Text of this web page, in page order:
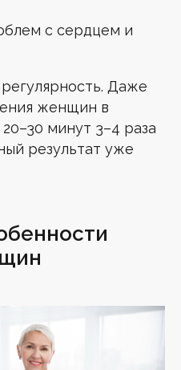
с сердцем и
Даже
женщин в
минут 3–4 раза
результат уже